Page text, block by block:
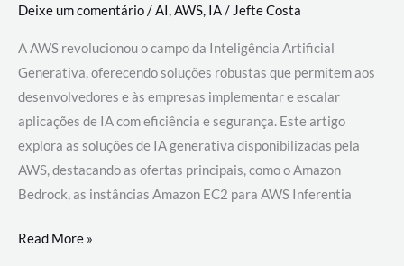
Deixe um comentário/AI,AWS, IA/Jefte Costa
A AWS revolucionou o campo da Inteligência Artificial
Generativa, oferecendo soluções robustas que permitem aos
desenvolvedores e às empresas implementar e escalar
aplicações de IA com eficiência e segurança. Este artigo
explora as soluções de IA generativa disponibilizadas pela
AWS, destacando as ofertas principais, como o Amazon
Bedrock, as instâncias Amazon EC2 para AWS Inferentia
Utilizando
Read More »